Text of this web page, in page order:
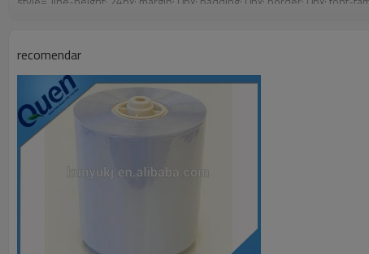
recomendar